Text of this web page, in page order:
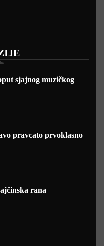
sjajnog muzičkog
pravcato prvoklasno
rana